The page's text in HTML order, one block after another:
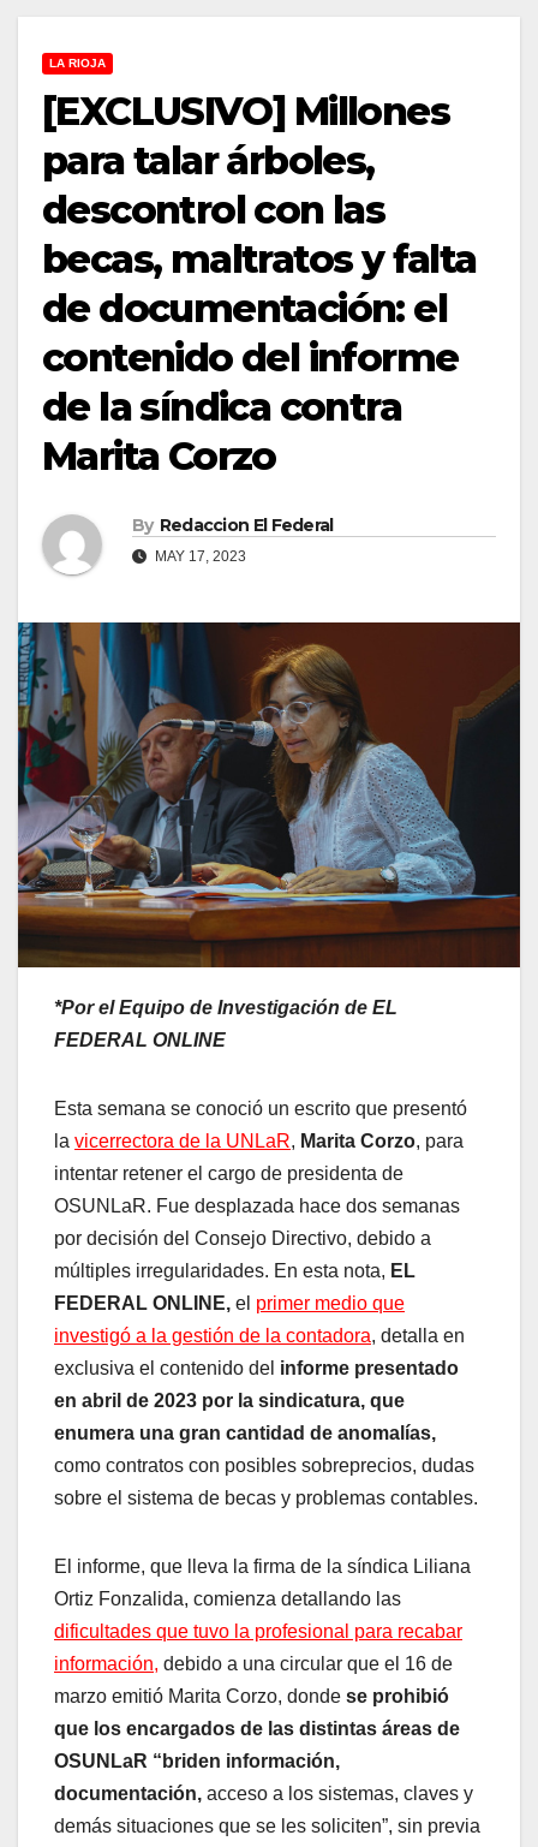
LA RIOJA
[EXCLUSIVO] Millones
para talar árboles,
descontrol con las
becas, maltratos y falta
de documentación: el
contenido del informe
de la síndica contra
Marita Corzo
By Redaccion El Federal
MAY 17, 2023
*Por el Equipo de Investigación de EL
FEDERAL ONLINE
Esta semana se conoció un escrito que presentó
la vicerrectora de la UNLaR, Marita Corzo, para
intentar retener el cargo de presidenta de
OSUNLaR. Fue desplazada hace dos semanas
por decisión del Consejo Directivo, debido a
múltiples irregularidades. En esta nota, EL
FEDERAL ONLINE, el primer medio que
investigó a la gestión de la contadora, detalla en
exclusiva el contenido del informe presentado
en abril de 2023 por la sindicatura, que
enumera una gran cantidad de anomalías,
como contratos con posibles sobreprecios, dudas
sobre el sistema de becas y problemas contables.
El informe, que lleva la firma de la síndica Liliana
Ortiz Fonzalida, comienza detallando las
dificultades que tuvo la profesional para recabar
información, debido a una circular que el 16 de
marzo emitió Marita Corzo, donde se prohibió
que los encargados de las distintas áreas de
OSUNLaR “briden información,
documentación, acceso a los sistemas, claves y
demás situaciones que se les soliciten”, sin previa